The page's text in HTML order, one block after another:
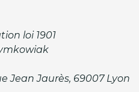
loi 1901
Jean Jaurès, 69007 Lyon